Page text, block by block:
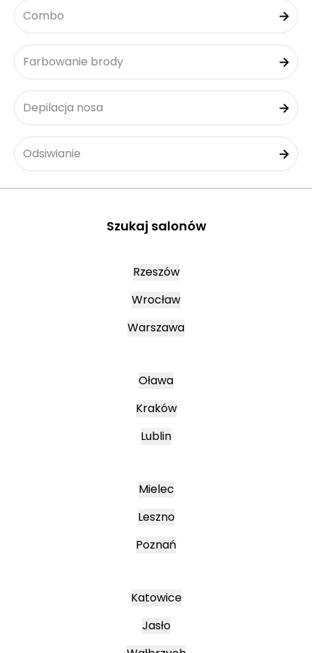
Combo
Farbowanie brody
Depilacja nosa
Odsiwianie
Szukaj salonów
Rzeszów
Wrocław
Warszawa
Oława
Kraków
Lublin
Mielec
Leszno
Poznań
Katowice
Jasło